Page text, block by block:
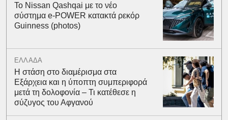
Το Nissan Qashqai με το νέο
σύστημα e-POWER κατακτά ρεκόρ
Guinness (photos)
ΕΛΛΑΔΑ
Η στάση στο διαμέρισμα στα
Εξάρχεια και η ύποπτη συμπεριφορά
μετά τη δολοφονία – Τι κατέθεσε η
σύζυγος του Αφγανού